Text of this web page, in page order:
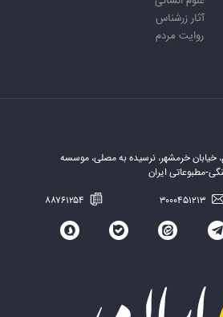
آثار زرشناس
روایت مردم
خیابان خرمشهر، نرسیده به مصلی، موسسه
مطبوعاتی ایران